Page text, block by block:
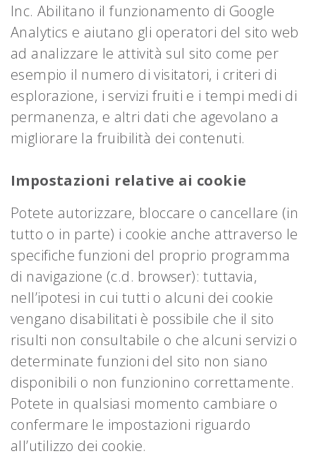
Inc. Abilitano il funzionamento di Google
Analytics e aiutano gli operatori del sito web
ad analizzare le attività sul sito come per
esempio il numero di visitatori, i criteri di
esplorazione, i servizi fruiti e i tempi medi di
permanenza, e altri dati che agevolano a
migliorare la fruibilità dei contenuti.
Impostazioni relative ai cookie
Potete autorizzare, bloccare o cancellare (in
tutto o in parte) i cookie anche attraverso le
specifiche funzioni del proprio programma
di navigazione (c.d. browser): tuttavia,
nell’ipotesi in cui tutti o alcuni dei cookie
vengano disabilitati è possibile che il sito
risulti non consultabile o che alcuni servizi o
determinate funzioni del sito non siano
disponibili o non funzionino correttamente.
Potete in qualsiasi momento cambiare o
confermare le impostazioni riguardo
all’utilizzo dei cookie.